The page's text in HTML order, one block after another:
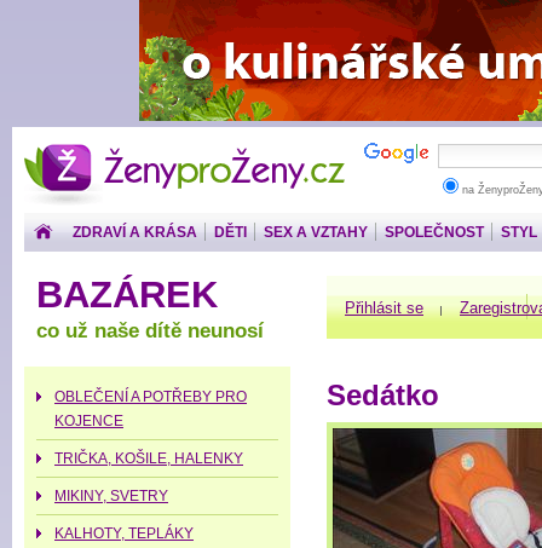
ŽenyproŽeny.cz
na
ZDRAVÍ A KRÁSA DĚTI SEX A VZTAHY SPOLEČNOST STYL
Přihlásit se
Sedátko
BAZÁREK
co už naše dítě neunosí
OBLEČENÍ A POTŘEBY PRO
KOJENCE
TRIČKA, KOŠILE, HALENKY
MIKINY, SVETRY
KALHOTY, TEPLÁKY